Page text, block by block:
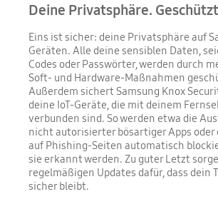
Deine Privatsphäre.
Eins ist sicher: deine Privatsphäre auf
Geräten. Alle deine sensiblen Daten,
Codes oder Passwörter, werden durch
Soft- und Hardware-Maßnahmen
Außerdem sichert Samsung Knox
deine IoT-Geräte, die mit deinem
verbunden sind. So werden etwa die
nicht autorisierter bösartiger Apps oder
auf Phishing-Seiten automatisch
sie erkannt werden. Zu guter Letzt
regelmäßigen Updates dafür, dass dein
sicher bleibt.